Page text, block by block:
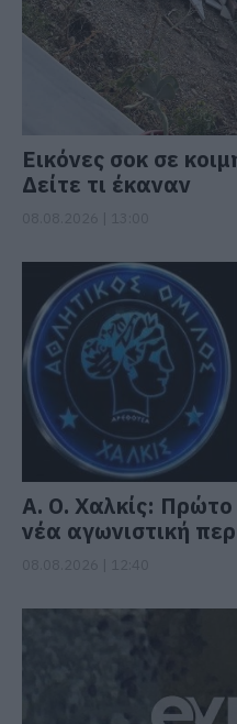
Εικόνες σοκ σε
Δείτε τι έκαναν
Α. Ο. Χαλκίς: Πρώτο
νέα αγωνιστική